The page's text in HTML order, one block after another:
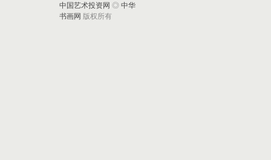
中国艺术投资网 ◎ 中华
书画网 版权所有